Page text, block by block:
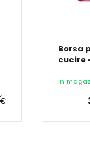
Borsa
cucire
In